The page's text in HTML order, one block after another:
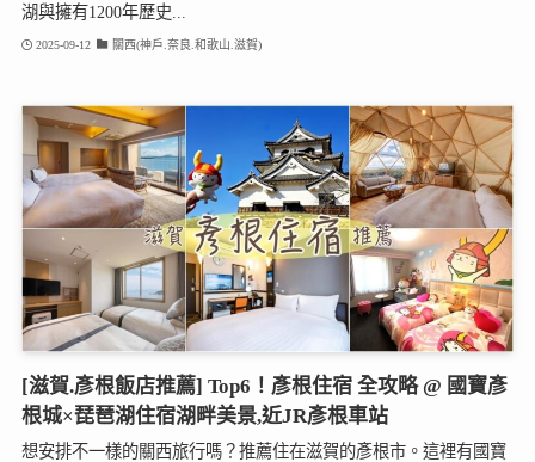
湖與擁有1200年歷史...
2025-09-12 關西(神戶.奈良.和歌山.滋賀)
[滋賀.彥根飯店推薦] Top6！彥根住宿 全攻略 @ 國寶彥
根城×琵琶湖住宿湖畔美景,近JR彥根車站
想安排不一樣的關西旅行嗎？推薦住在滋賀的彥根市。這裡有國寶